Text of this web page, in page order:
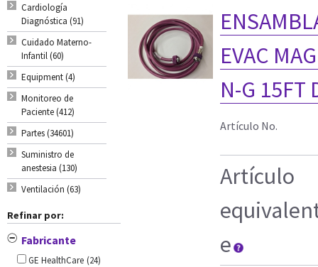
Cardiología
Diagnóstica (91)
Cuidado Materno-
Infantil (60)
Equipment (4)
Monitoreo de
Paciente (412)
Partes (34601)
Suministro de
anestesia (130)
Ventilación (63)
Refinar por:
Fabricante
GE HealthCare (24)
EVAC
N-G 15FT
Artículo No.
Artículo
e